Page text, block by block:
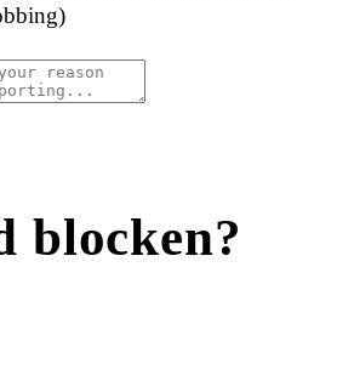
blocken?